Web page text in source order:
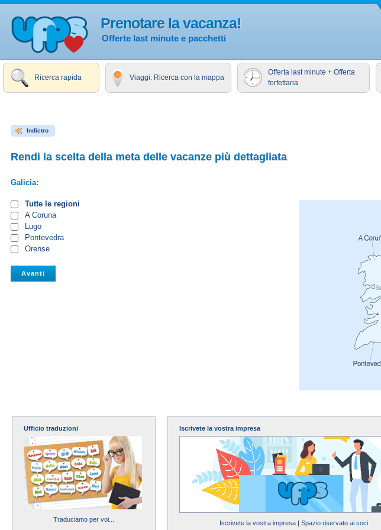
Prenotare la vacanza!
Offerte last minute e pacchetti
Ricerca rapida Viaggi: Ricerca con la mappa
Offerta last minute + Offerta
forfettaria
Indietro
Rendi la scelta della meta delle vacanze più dettagliata
Galicia:
Tutte le regioni
A Coruna
Lugo
Pontevedra
Orense
Ufficio traduzioni
Traduciamo per voi...
Iscrivete la vostra impresa
Iscrivete la vostra impresa| Spazio riservato ai soci